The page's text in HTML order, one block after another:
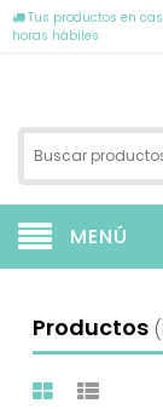
Tus productos en
horas hábiles
MENÚ
Productos